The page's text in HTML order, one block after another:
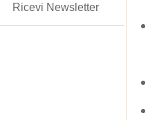
Ricevi Newsletter